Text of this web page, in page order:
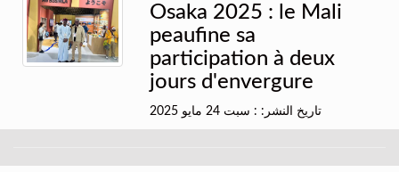
Osaka 2025 : le Mali
peaufine sa
participation à deux
jours d'envergure
تاريخ النشر: : سبت 24 مايو 2025